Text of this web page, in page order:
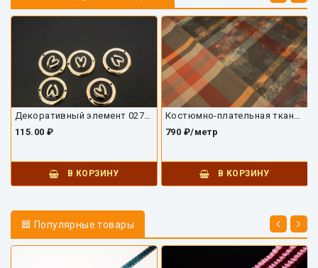
115.00 ₽
В КОРЗИНУ
790 ₽/метр
В КОРЗИНУ
🟦 Популярные товары